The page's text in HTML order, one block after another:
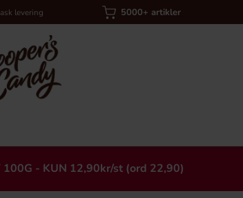
levering 5000+ artikler
100G - KUN 12,90kr/st (ord 22,90)